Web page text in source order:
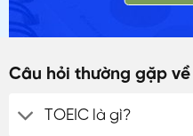
Câu hỏi thường gặp về
TOEIC là gì?